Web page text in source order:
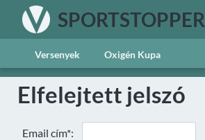
SPORTSTOPPER
Versenyek Oxigén Kupa
Elfelejtett jelszó
Email cím*: